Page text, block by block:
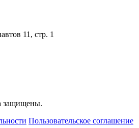
11, стр. 1
защищены.
Пользовательское соглашение